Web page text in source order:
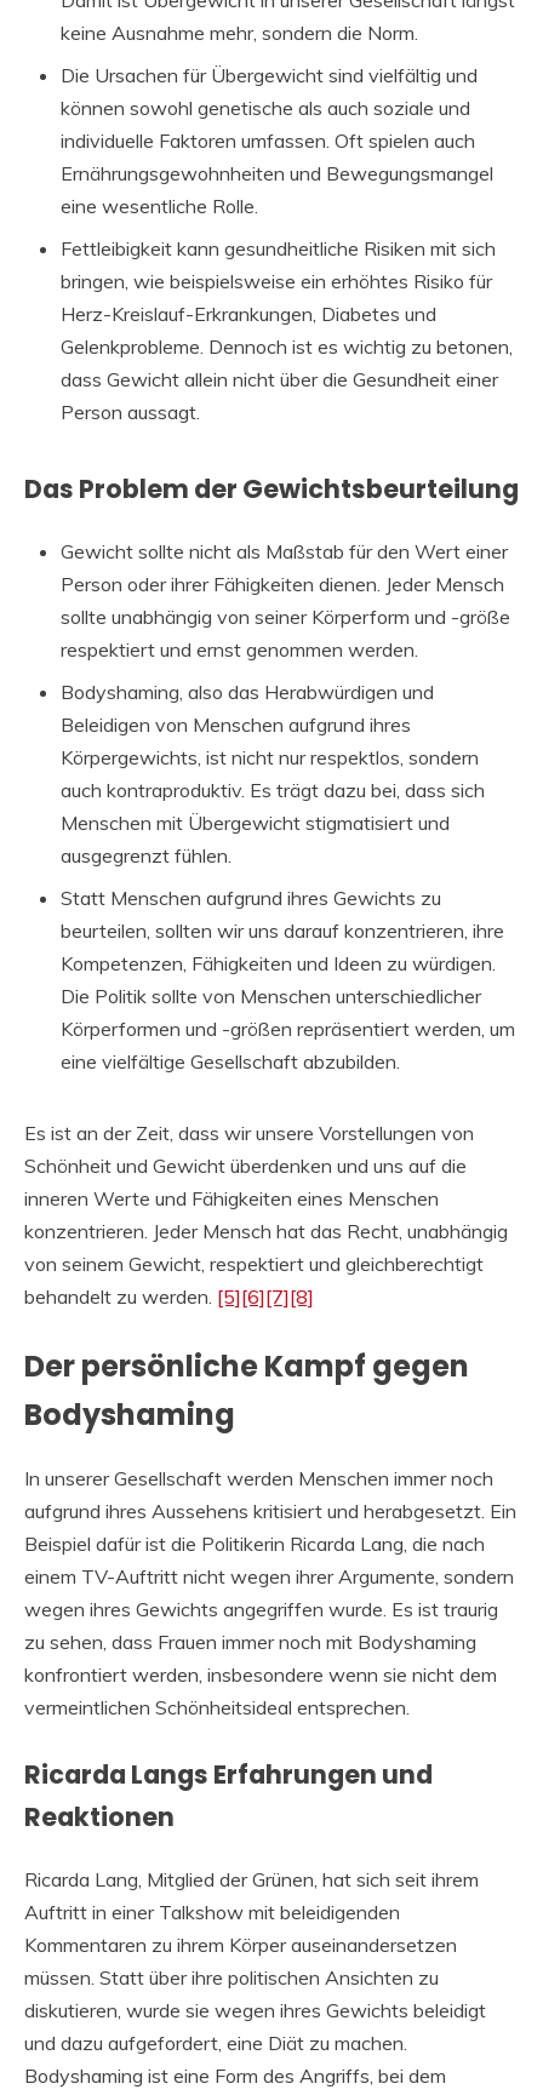
keine Ausnahme mehr, sondern die Norm.
Die Ursachen für Übergewicht sind vielfältig und
können sowohl genetische als auch soziale und
individuelle Faktoren umfassen. Oft spielen auch
Ernährungsgewohnheiten und Bewegungsmangel
eine wesentliche Rolle.
Fettleibigkeit kann gesundheitliche Risiken mit sich
bringen, wie beispielsweise ein erhöhtes Risiko für
Herz-Kreislauf-Erkrankungen, Diabetes und
Gelenkprobleme. Dennoch ist es wichtig zu betonen,
dass Gewicht allein nicht über die Gesundheit einer
Person aussagt.
Das Problem der Gewichtsbeurteilung
Gewicht sollte nicht als Maßstab für den Wert einer
Person oder ihrer Fähigkeiten dienen. Jeder Mensch
sollte unabhängig von seiner Körperform und -größe
respektiert und ernst genommen werden.
Bodyshaming, also das Herabwürdigen und
Beleidigen von Menschen aufgrund ihres
Körpergewichts, ist nicht nur respektlos, sondern
auch kontraproduktiv. Es trägt dazu bei, dass sich
Menschen mit Übergewicht stigmatisiert und
ausgegrenzt fühlen.
Statt Menschen aufgrund ihres Gewichts zu
beurteilen, sollten wir uns darauf konzentrieren, ihre
Kompetenzen, Fähigkeiten und Ideen zu würdigen.
Die Politik sollte von Menschen unterschiedlicher
Körperformen und -größen repräsentiert werden, um
eine vielfältige Gesellschaft abzubilden.
Es ist an der Zeit, dass wir unsere Vorstellungen von
Schönheit und Gewicht überdenken und uns auf die
inneren Werte und Fähigkeiten eines Menschen
konzentrieren. Jeder Mensch hat das Recht, unabhängig
von seinem Gewicht, respektiert und gleichberechtigt
behandelt zu werden. [5][6][7][8]
Der persönliche Kampf gegen
Bodyshaming
In unserer Gesellschaft werden Menschen immer noch
aufgrund ihres Aussehens kritisiert und herabgesetzt. Ein
Beispiel dafür ist die Politikerin Ricarda Lang, die nach
einem TV-Auftritt nicht wegen ihrer Argumente, sondern
wegen ihres Gewichts angegriffen wurde. Es ist traurig
zu sehen, dass Frauen immer noch mit Bodyshaming
konfrontiert werden, insbesondere wenn sie nicht dem
vermeintlichen Schönheitsideal entsprechen.
Ricarda Langs Erfahrungen und
Reaktionen
Ricarda Lang, Mitglied der Grünen, hat sich seit ihrem
Auftritt in einer Talkshow mit beleidigenden
Kommentaren zu ihrem Körper auseinandersetzen
müssen. Statt über ihre politischen Ansichten zu
diskutieren, wurde sie wegen ihres Gewichts beleidigt
und dazu aufgefordert, eine Diät zu machen.
Bodyshaming ist eine Form des Angriffs, bei dem